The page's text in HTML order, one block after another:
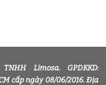
Limosa. GPDKKD:
cấp ngày 08/06/2016. Địa